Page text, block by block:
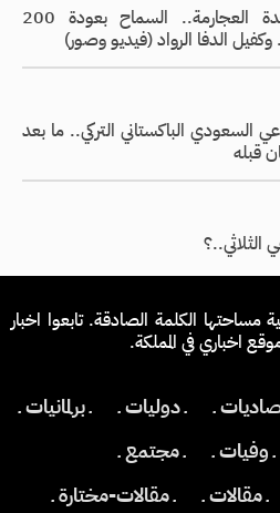
عطوة عشائرية بمقتل ماجدة العجارمة.. السماح بعودة 200
الدفا الرواد (فيديو وصور)
السعودي الباكستاني التركي.. ما بعد
قبله
الثلاثي..؟
مساحتها الكلمة الصادقة. تابعوا اخبار
اخباري في المملكة.
ـ ـ دوليات ـ
ـ برلمانيات ـ
ـ وفيات ـ
ـ مجتمع ـ
ـ مقالات ـ ـ مقالات-مختارة ـ